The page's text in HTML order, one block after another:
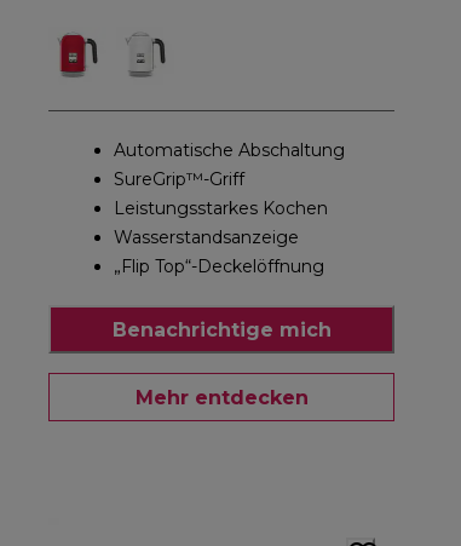
Automatische Abschaltung
SureGrip™-Griff
Leistungsstarkes Kochen
Wasserstandsanzeige
„Flip Top“-Deckelöffnung
Benachrichtige mich
Mehr entdecken